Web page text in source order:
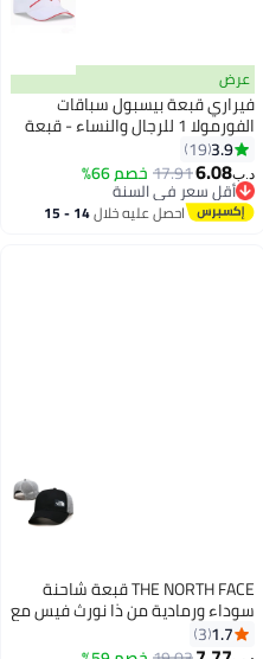
14
عرض
فيراري قبعة بيسبول سباقات
الفورمولا 1 للرجال والنساء - قبعة
كلاسيكية قابلة للتعديل بتصميم
رياضي
3.9
19
د.ب‏6.08
17.91خصم 66%
أقل سعر في السنة
أقل سعر في السنة
احصل عليه خلال 14 - 15
THE NORTH FACE قبعة شاحنة
سوداء ورمادية من ذا نورث فيس مع
رقعة الشعار
1.7
3